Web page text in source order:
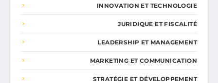
INNOVATION ET TECHNOLOGIE
JURIDIQUE ET FISCALITÉ
LEADERSHIP ET MANAGEMENT
MARKETING ET COMMUNICATION
STRATÉGIE ET DÉVELOPPEMENT